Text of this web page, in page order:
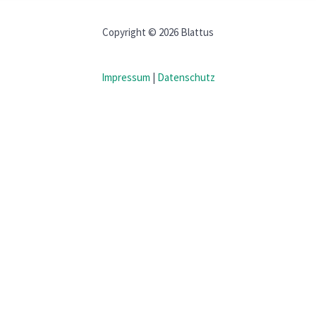
Copyright © 2026 Blattus
Impressum | Datenschutz